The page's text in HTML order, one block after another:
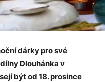
dárky pro své
Dlouhánka v
být od 18. prosince